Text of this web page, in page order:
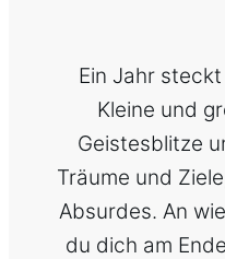
Ein Jahr
Kleine und
Geistesblitze
Träume und
Absurdes. An
du dich am